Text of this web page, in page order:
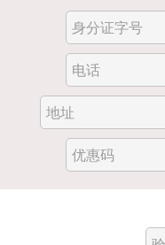
身分证字号
电话
地址
优惠码